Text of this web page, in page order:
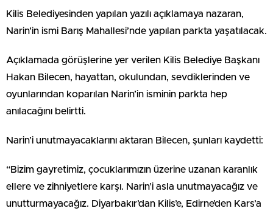
Kilis Belediyesinden yapılan yazılı açıklamaya nazaran,
Narin’in ismi Barış Mahallesi’nde yapılan parkta yaşatılacak.
Açıklamada görüşlerine yer verilen Kilis Belediye Başkanı
Hakan Bilecen, hayattan, okulundan, sevdiklerinden ve
oyunlarından koparılan Narin’in isminin parkta hep
anılacağını belirtti.
Narin’i unutmayacaklarını aktaran Bilecen, şunları kaydetti:
“Bizim gayretimiz, çocuklarımızın üzerine uzanan karanlık
ellere ve zihniyetlere karşı. Narin’i asla unutmayacağız ve
unutturmayacağız. Diyarbakır’dan Kilis’e, Edirne’den Kars’a